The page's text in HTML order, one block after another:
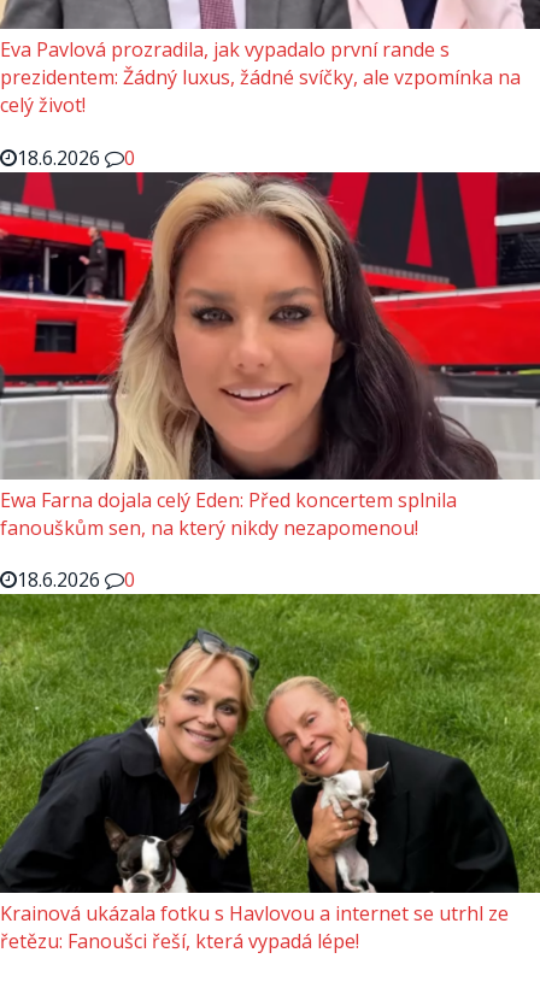
Eva Pavlová prozradila, jak vypadalo první rande s
prezidentem: Žádný luxus, žádné svíčky, ale vzpomínka na
celý život!
18.6.2026
0
Ewa Farna dojala celý Eden: Před koncertem splnila
fanouškům sen, na který nikdy nezapomenou!
18.6.2026
0
Krainová ukázala fotku s Havlovou a internet se utrhl ze
řetězu: Fanoušci řeší, která vypadá lépe!